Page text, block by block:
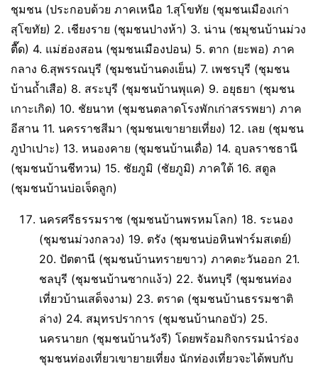
ชุมชน (ประกอบด้วย ภาคเหนือ 1.สุโขทัย (ชุมชนเมืองเก่า
สุโขทัย) 2. เชียงราย (ชุมชนปางห้า) 3. น่าน (ชมุชนบ้านม่วง
ตื๊ด) 4. แม่ฮ่องสอน (ชุมชนเมืองปอน) 5. ตาก (ยะพอ) ภาค
กลาง 6.สุพรรณบุรี (ชุมชนบ้านดงเย็น) 7. เพชรบุรี (ชุมชน
บ้านถ้ำเสือ) 8. สระบุรี (ชุมชนบ้านพุแค) 9. อยุธยา (ชุมชน
เกาะเกิด) 10. ชัยนาท (ชุมชนตลาดโรงพักเก่าสรรพยา) ภาค
อีสาน 11. นครราชสีมา (ชุมชนเขายายเที่ยง) 12. เลย (ชุมชน
ภูป่าเปาะ) 13. หนองคาย (ชุมชนบ้านเดื่อ) 14. อุบลราชธานี
(ชุมชนบ้านชีทวน) 15. ชัยภูมิ (ชัยภูมิ) ภาคใต้ 16. สตูล
(ชุมชนบ้านบ่อเจ็ดลูก)
นครศรีธรรมราช (ชุมชนบ้านพรหมโลก) 18. ระนอง
(ชุมชนม่วงกลวง) 19. ตรัง (ชุมชนบ่อหินฟาร์มสเตย์)
20. ปัตตานี (ชุมชนบ้านทรายขาว) ภาคตะวันออก 21.
ชลบุรี (ชุมชนบ้านซากแง้ว) 22. จันทบุรี (ชุมชนท่อง
เที่ยวบ้านเสด็จงาม) 23. ตราด (ชุมชนบ้านธรรมชาติ
ล่าง) 24. สมุทรปราการ (ชุมชนบ้านกอบัว) 25.
นครนายก (ชุมชนบ้านวังรี) โดยพร้อมกิจกรรมนำร่อง
ชุมชนท่องเที่ยวเขายายเที่ยง นักท่องเที่ยวจะได้พบกับ